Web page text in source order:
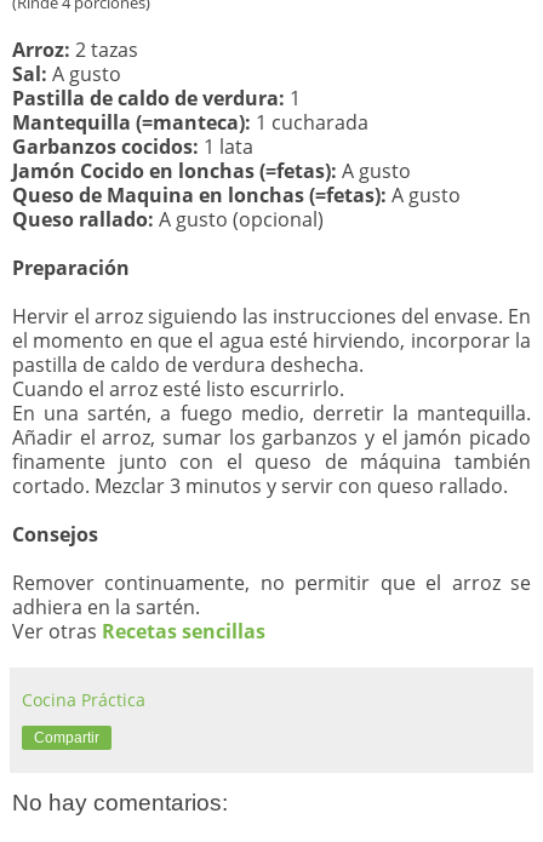
Arroz: 2 tazas
Sal: A gusto
Pastilla de caldo de verdura: 1
Mantequilla (=manteca): 1 cucharada
Garbanzos cocidos: 1 lata
Jamón Cocido en lonchas (=fetas): A gusto
Queso de Maquina en lonchas (=fetas): A gusto
Queso rallado: A gusto (opcional)
Preparación
Hervir el arroz siguiendo las instrucciones del envase. En
el momento en que el agua esté hirviendo, incorporar la
pastilla de caldo de verdura deshecha.
Cuando el arroz esté listo escurrirlo.
En una sartén, a fuego medio, derretir la mantequilla.
Añadir el arroz, sumar los garbanzos y el jamón picado
finamente junto con el queso de máquina también
cortado. Mezclar 3 minutos y servir con queso rallado.
Consejos
Remover continuamente, no permitir que el arroz se
adhiera en la sartén.
Ver otras Recetas sencillas
Cocina Práctica
Compartir
No hay comentarios: